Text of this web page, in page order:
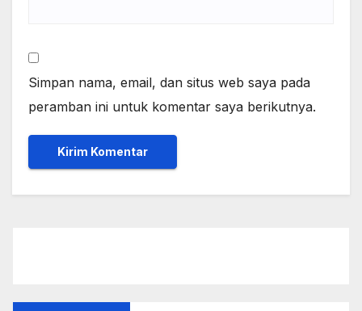
Simpan nama, email, dan situs web saya pada
peramban ini untuk komentar saya berikutnya.